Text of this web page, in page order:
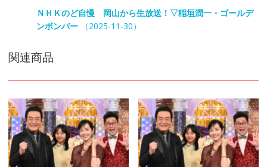
ＮＨＫのど自慢 岡山から生放送！▽稲垣潤一・ゴールデ
ンボンバー（2025-11-30）
関連商品